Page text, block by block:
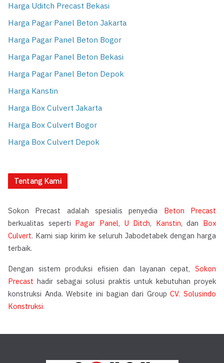
Harga Uditch Precast Bekasi
Harga Pagar Panel Beton Jakarta
Harga Pagar Panel Beton Bogor
Harga Pagar Panel Beton Bekasi
Harga Pagar Panel Beton Depok
Harga Kanstin
Harga Box Culvert Jakarta
Harga Box Culvert Bogor
Harga Box Culvert Depok
Tentang Kami
Sokon Precast adalah spesialis penyedia Beton Precast
berkualitas seperti Pagar Panel, U Ditch, Kanstin, dan Box
Culvert. Kami siap kirim ke seluruh Jabodetabek dengan harga
terbaik.
Dengan sistem produksi efisien dan layanan cepat, Sokon
Precast hadir sebagai solusi praktis untuk kebutuhan proyek
konstruksi Anda. Website ini bagian dari GroupCV. Solusindo
Konstruksi.